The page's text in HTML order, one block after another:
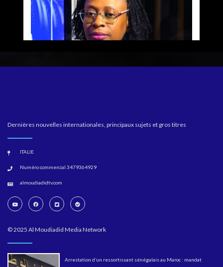
Dernières nouvelles internationales, principaux sujets et gros titres
ITALIE
Numéro commercial 3479364929
almoudiadidtv.com
© 2025 Al Moudiadid Media Network
Arrestation d’un ressortissant sénégalais au Maroc : mandat